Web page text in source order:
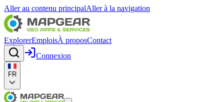
Aller au contenu principalAller à la navigation
ExplorerEmploisÀ proposContact
Connexion
FR